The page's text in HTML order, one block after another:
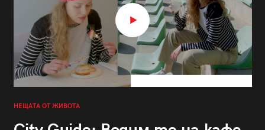
НЕЩАТА ОТ ЖИВОТА